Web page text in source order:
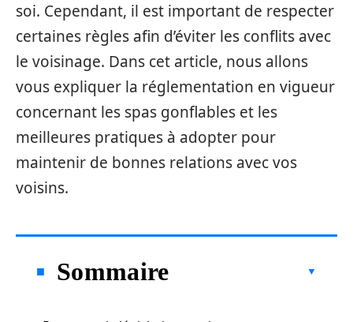
soi. Cependant, il est important de respecter
certaines règles afin d’éviter les conflits avec
le voisinage. Dans cet article, nous allons
vous expliquer la réglementation en vigueur
concernant les spas gonflables et les
meilleures pratiques à adopter pour
maintenir de bonnes relations avec vos
voisins.
Sommaire